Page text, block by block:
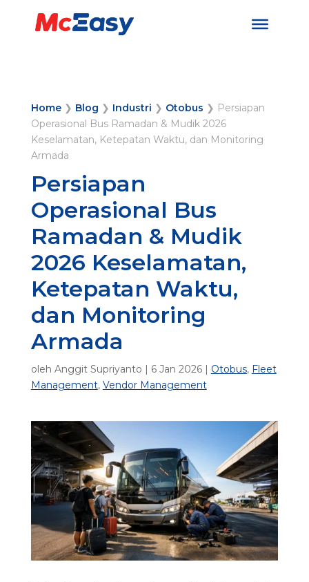
Home❯ Blog ❯ Industri ❯ Otobus ❯ Persiapan
Operasional Bus Ramadan & Mudik 2026
Keselamatan, Ketepatan Waktu, dan Monitoring
Armada
Persiapan
Operasional Bus
Ramadan & Mudik
2026 Keselamatan,
Ketepatan Waktu,
dan Monitoring
Armada
oleh Anggit Supriyanto | 6 Jan 2026| Otobus, Fleet
Management, Vendor Management